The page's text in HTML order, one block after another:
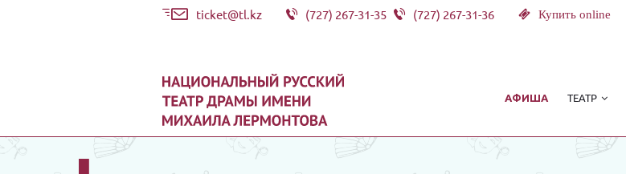
ticket@tl.kz (727) 267-31-35 (727) 267-31-36 Купить online
АФИША ТЕАТР